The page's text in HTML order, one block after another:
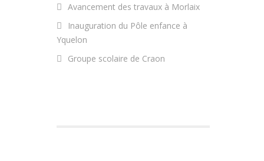
Avancement des travaux à Morlaix
Inauguration du Pôle enfance à
Yquelon
Groupe scolaire de Craon